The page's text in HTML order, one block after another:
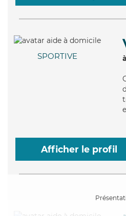
SPORTIVE
Afficher le profil